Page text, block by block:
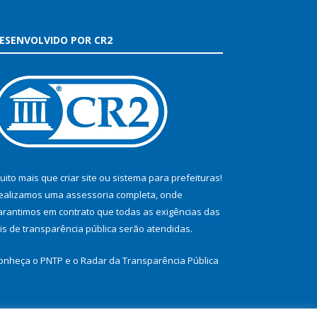
POR CR2
mais que criar site ou sistema para prefeituras!
uma assessoria completa, onde
em contrato que todas as exigências das
de transparência pública serão atendidas.
o PNTP e o Radar da Transparência Pública